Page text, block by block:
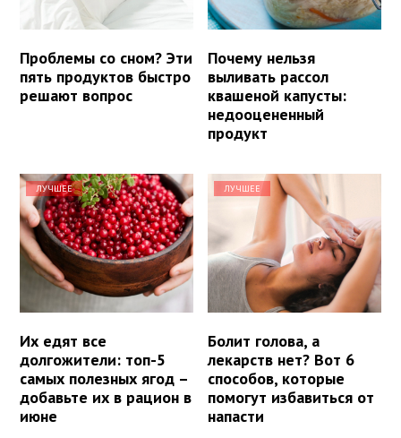
Проблемы со сном? Эти
пять продуктов быстро
решают вопрос
Почему нельзя
выливать рассол
квашеной капусты:
недооцененный
продукт
ЛУЧШЕЕ
Их едят все
долгожители: топ-5
самых полезных ягод –
добавьте их в рацион в
июне
ЛУЧШЕЕ
Болит голова, а
лекарств нет? Вот 6
способов, которые
помогут избавиться от
напасти